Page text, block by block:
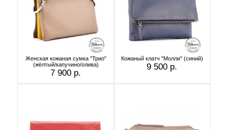
Женская кожаная сумка "Трио"
(жёлтый/капучино/олива)
7 900 р.
Кожаный клатч "Молли" (синий)
9 500 р.